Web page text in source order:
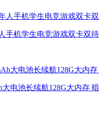
手机学生电竞游戏双卡双
电池长续航128G大内存